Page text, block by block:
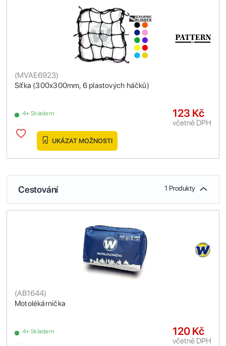
Síťka (300x300mm, 6 plastových háčků)
(MVAE6923)
4+ Skladem 123 Kč
včetně DPH
UKÁZAT MOŽNOSTI
Cestování 1 Produkty
Motolékárnička
(AB1644)
4+ Skladem 120 Kč
včetně DPH